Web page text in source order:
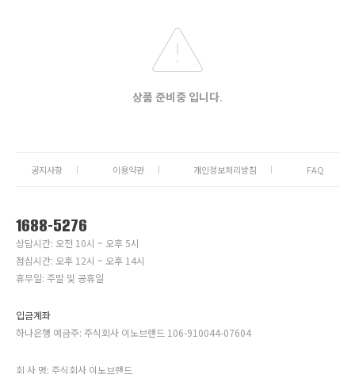
상품 준비중 입니다.
공지사항 이용약관 개인정보처리방침 FAQ
1688-5276
상담시간: 오전 10시 ~ 오후 5시
점심시간: 오후 12시 ~ 오후 14시
휴무일: 주말 및 공휴일
입금계좌
하나은행 예금주: 주식회사 이노브랜드 106-910044-07604
회 사 명: 주식회사 이노브랜드